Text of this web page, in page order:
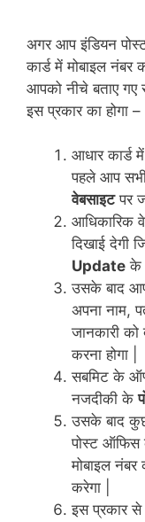
अगर आप इंडियन
कार्ड में मोबाइल
आपको नीचे बताए गए
इस प्रकार का होगा –
आधार कार्ड
पहले आप
वेबसाइटपर
आधिकारिक
दिखाई देगी
Update के
उसके बाद
अपना नाम,
जानकारी
करना होगा |
सबमिट के
नजदीकी के
उसके बाद
पोस्ट
मोबाइल नंबर
करेगा |
इस प्रकार